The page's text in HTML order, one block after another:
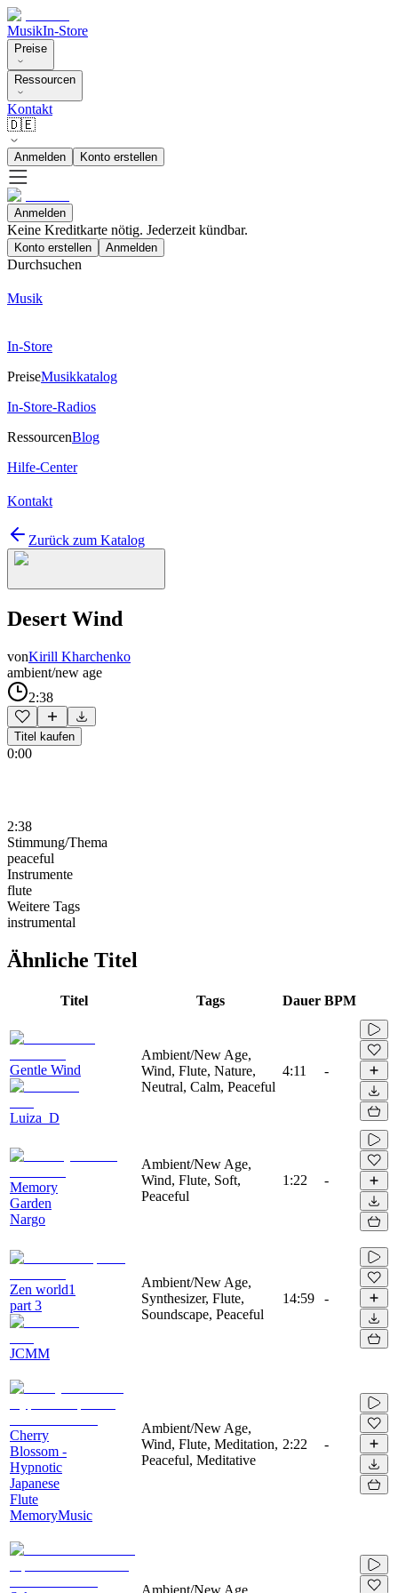
MusikIn-Store
Preise
Ressourcen
Kontakt
🇩🇪
Anmelden Konto erstellen
Anmelden
Keine Kreditkarte nötig. Jederzeit kündbar.
Konto erstellen Anmelden
Durchsuchen
Musik
In-Store
PreiseMusikkatalog
In-Store-Radios
RessourcenBlog
Hilfe-Center
Kontakt
Zurück zum Katalog
Desert Wind
vonKirill Kharchenko
ambient/new age
2:38
Titel kaufen
0:00
2:38
Stimmung/Thema
peaceful
Instrumente
flute
Weitere Tags
instrumental
Ähnliche Titel
Titel Tags Dauer BPM
Gentle Wind
Luiza_D
Ambient/New Age,
Wind, Flute, Nature,
Neutral, Calm, Peaceful
4:11 -
Memory
Garden
Nargo
Ambient/New Age,
Wind, Flute, Soft,
Peaceful
1:22 -
Zen world1
part 3
JCMM
Ambient/New Age,
Synthesizer, Flute,
Soundscape, Peaceful
14:59 -
Cherry
Blossom -
Hypnotic
Japanese
Flute
MemoryMusic
Ambient/New Age,
Wind, Flute, Meditation,
Peaceful, Meditative
2:22 -
Ambient/New Age,